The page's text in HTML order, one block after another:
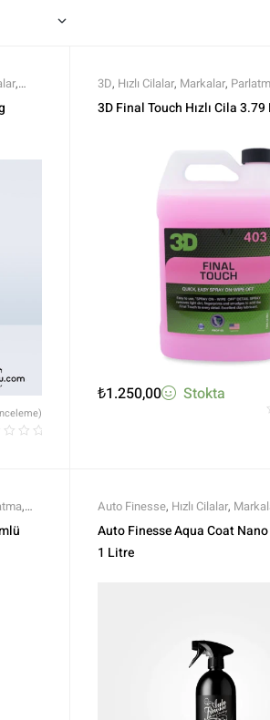
,
3D, Hızlı Cilalar, Markalar,
Parlatma,Tüm Ürünler ,Tüm
3D Final Touch Hızlı Cila
₺1.250,00 Stokta
,
Auto Finesse, Hızlı Cilalar,
Polisaj ve Parlatma,Tüm Ürünler,
Auto Finesse Aqua Coat
1 Litre